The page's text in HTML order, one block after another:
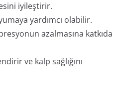
iyileştirir.
yardımcı olabilir.
azalmasına katkıda
ve kalp sağlığını